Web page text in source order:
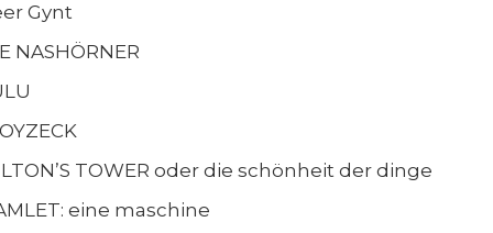
Gynt
NASHÖRNER
TOWER oder die schönheit der dinge
eine maschine